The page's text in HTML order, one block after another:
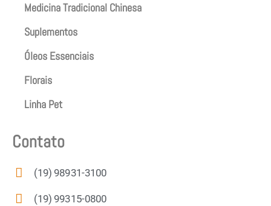
Medicina Tradicional Chinesa
Suplementos
Óleos Essenciais
Florais
Linha Pet
Contato
(19) 98931-3100
(19) 99315-0800